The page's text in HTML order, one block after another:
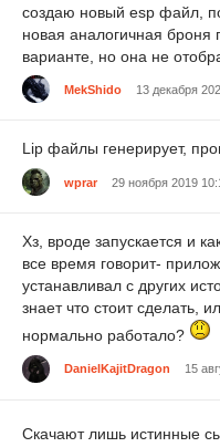
создаю новый esp файл,
новая аналогичная броня
варианте, но она не
MekShido 13 декабря
Lip файлы генерирует,
wprar 29 ноября 2019
Хз, вроде запускается и
все время говорит-
устанавливал с других
знает что стоит сделать,
нормально работало?
DanielKajitDragon 15
Скачают лишь истинные